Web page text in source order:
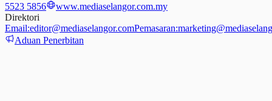
5523 5856
www.mediaselangor.com.my
Direktori
Email:editor@mediaselangor.comPemasaran:
Aduan Penerbitan